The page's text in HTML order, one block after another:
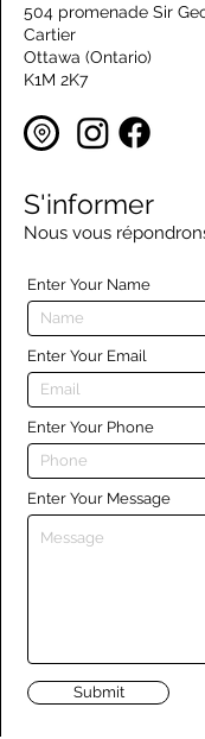
504 promenade Sir
Cartier
Ottawa (Ontario)
K1M 2K7
S'informer
Nous vous
Enter Your Name
Enter Your Email
Enter Your Phone
Enter Your Message
Submit